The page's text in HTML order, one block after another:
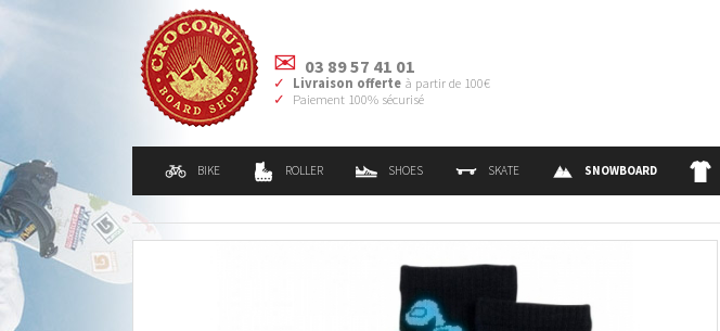
03 89 57 41 01
Livraison offerte à partir de 100€
Paiement 100% sécurisé
BIKE ROLLER SHOES SKATE SNOWBOARD